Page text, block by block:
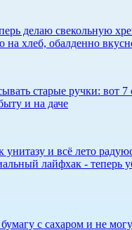
делаю свекольную
на хлеб, обалденно
старые ручки: вот 7
и на даче
и всё лето
лайфхак - теперь
с сахаром и не